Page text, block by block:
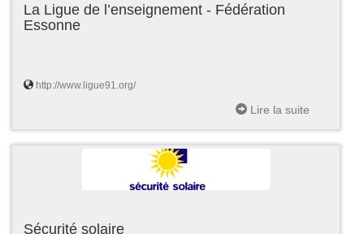
La Ligue de l’enseignement - Fédération
Essonne
http://www.ligue91.org/
Lire la suite
Sécurité solaire